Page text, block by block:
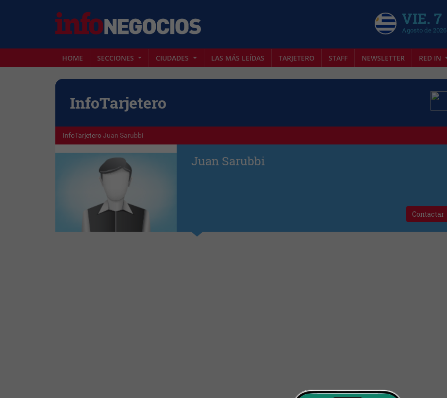
VIE. 7
Agosto de 2026
HOME SECCIONES CIUDADES LAS MÁS LEÍDAS TARJETERO STAFF NEWSLETTER RED IN
InfoTarjetero
InfoTarjeteroJuan Sarubbi
Juan Sarubbi
Contactar